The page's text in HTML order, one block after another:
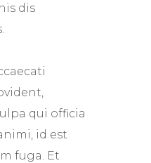
dis
qui officia
id est
fuga. Et